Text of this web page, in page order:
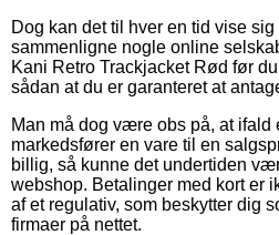
Dog kan det til hver en tid vise
sammenligne nogle online
Kani Retro Trackjacket Rød før
sådan at du er garanteret at
Man må dog være obs på, at ifald
markedsfører en vare til en
billig, så kunne det undertiden
webshop. Betalinger med kort er
af et regulativ, som beskytter dig
firmaer på nettet.